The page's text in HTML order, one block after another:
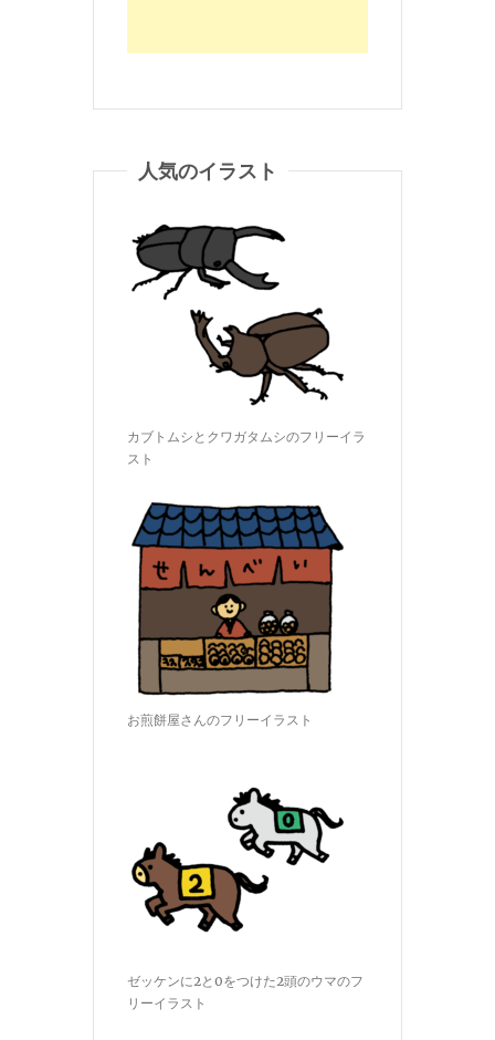
人気のイラスト
カブトムシとクワガタムシのフリーイラ
スト
お煎餅屋さんのフリーイラスト
ゼッケンに2と0をつけた2頭のウマのフ
リーイラスト